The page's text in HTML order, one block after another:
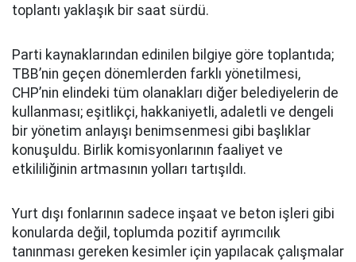
toplantı yaklaşık bir saat sürdü.
Parti kaynaklarından edinilen bilgiye göre toplantıda;
TBB’nin geçen dönemlerden farklı yönetilmesi,
CHP’nin elindeki tüm olanakları diğer belediyelerin de
kullanması; eşitlikçi, hakkaniyetli, adaletli ve dengeli
bir yönetim anlayışı benimsenmesi gibi başlıklar
konuşuldu. Birlik komisyonlarının faaliyet ve
etkililiğinin artmasının yolları tartışıldı.
Yurt dışı fonlarının sadece inşaat ve beton işleri gibi
konularda değil, toplumda pozitif ayrımcılık
tanınması gereken kesimler için yapılacak çalışmalar